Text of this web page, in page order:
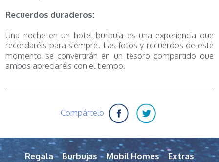
Recuerdos duraderos:
Una noche en un hotel burbuja es una experiencia que
recordaréis para siempre. Las fotos y recuerdos de este
momento se convertirán en un tesoro compartido que
ambos apreciaréis con el tiempo.
Compártelo
Regala Burbujas Mobil Homes
Extras